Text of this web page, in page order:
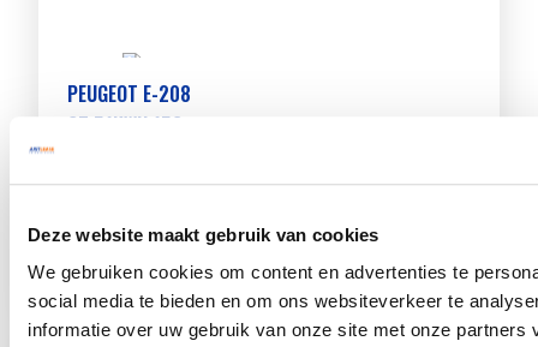
Deze website maakt gebruik van cookies
We gebruiken cookies om content en advertenties te
social media te bieden en om ons websiteverkeer te
informatie over uw gebruik van onze site met onze partners
PEUGEOT E-208
GT 51KWH 156
Bouwjaar 202442.428 km geredenKenteken
TOON MEER